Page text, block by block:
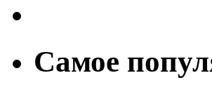
Самое